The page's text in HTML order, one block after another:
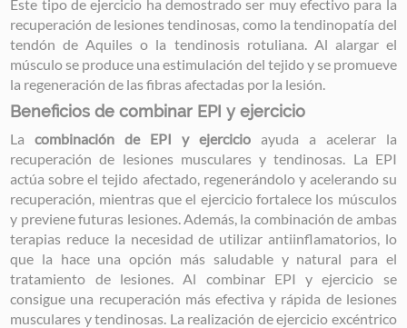
Este tipo de ejercicio ha demostrado ser muy efectivo para la
recuperación de lesiones tendinosas, como la tendinopatía del
tendón de Aquiles o la tendinosis rotuliana. Al alargar el
músculo se produce una estimulación del tejido y se promueve
la regeneración de las fibras afectadas por la lesión.
Beneficios de combinar EPI y ejercicio
Lacombinación de EPI y ejercicio ayuda a acelerar la
recuperación de lesiones musculares y tendinosas. La EPI
actúa sobre el tejido afectado, regenerándolo y acelerando su
recuperación, mientras que el ejercicio fortalece los músculos
y previene futuras lesiones. Además, la combinación de ambas
terapias reduce la necesidad de utilizar antiinflamatorios, lo
que la hace una opción más saludable y natural para el
tratamiento de lesiones. Al combinar EPI y ejercicio se
consigue una recuperación más efectiva y rápida de lesiones
musculares y tendinosas. La realización de ejercicio excéntrico